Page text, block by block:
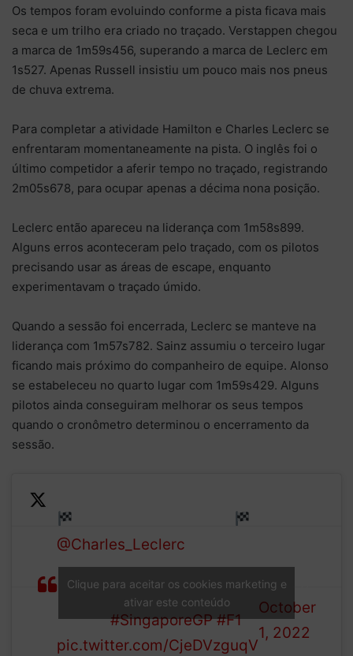
Os tempos foram evoluindo conforme a pista ficava mais
seca e um trilho era criado no traçado. Verstappen chegou
a marca de 1m59s456, superando a marca de Leclerc em
1s527. Apenas Russell insistiu um pouco mais nos pneus
de chuva extrema.
Para completar a atividade Hamilton e Charles Leclerc se
enfrentaram momentaneamente na pista. O inglês foi o
último competidor a aferir tempo no traçado, registrando
2m05s678, para ocupar apenas a décima nona posição.
Leclerc então apareceu na liderança com 1m58s899.
Alguns erros aconteceram pelo traçado, com os pilotos
precisando usar as áreas de escape, enquanto
experimentavam o traçado úmido.
Quando a sessão foi encerrada, Leclerc se manteve na
liderança com 1m57s782. Sainz assumiu o terceiro lugar
ficando mais próximo do companheiro de equipe. Alonso
se estabeleceu no quarto lugar com 1m59s429. Alguns
pilotos ainda conseguiram melhorar os seus tempos
quando o cronômetro determinou o encerramento da
sessão.
@Charles_Leclerc
into qualifying following a
rain-disrupted
session#SingaporeGP #F1
pic.twitter.com/CjeDVzguqV
1 (@F1)
October
1, 2022
Clique para aceitar os cookies marketing e
ativar este conteúdo